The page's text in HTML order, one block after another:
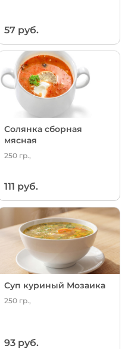
57 руб.
Солянка сборная
мясная
250 гр.,
111 руб.
Суп куриный Мозаика
250 гр.,
93 руб.